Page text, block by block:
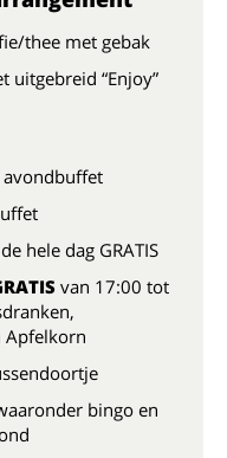
thee met gebak
uitgebreid “Enjoy”
avondbuffet
hele dag GRATIS
van 17:00 tot
Apfelkorn
bingo en